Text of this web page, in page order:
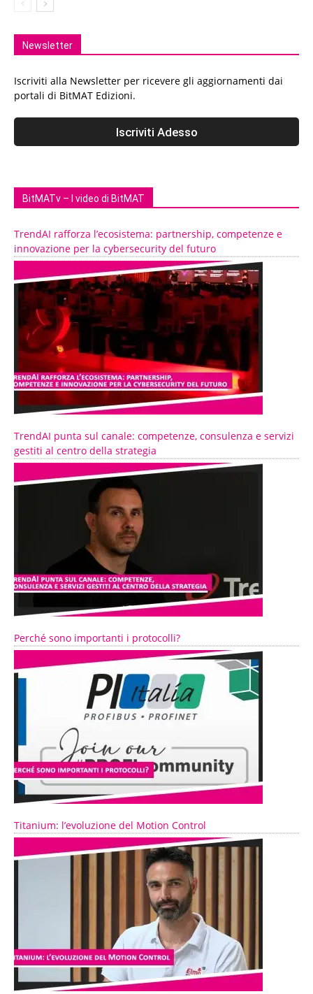
Newsletter
Iscriviti alla Newsletter per ricevere gli aggiornamenti dai
portali di BitMAT Edizioni.
BitMATv – I video di BitMAT
TrendAI rafforza l’ecosistema: partnership, competenze e
innovazione per la cybersecurity del futuro
TrendAI punta sul canale: competenze, consulenza e servizi
gestiti al centro della strategia
Perché sono importanti i protocolli?
Titanium: l’evoluzione del Motion Control